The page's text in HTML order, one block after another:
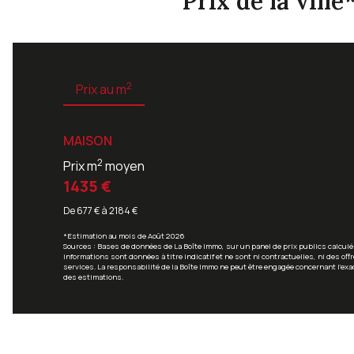
Prix au m2
MAISON
Prix m2 moyen
1435 €
De 677 € à 2184 €
*Estimation au mois de Août 2026
Sources : Bases de données de La Boîte Immo, sur un panel de prix publics
informations sont données à titre indicatif et ne sont ni contractuelles, ni des
services. La responsabilité de la Boîte Immo ne peut être engagée concernant
des estimations.